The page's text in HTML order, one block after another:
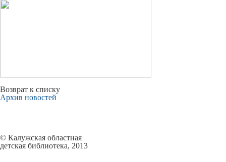
Возврат к списку
Архив новостей
© Калужская областная
детская библиотека, 2013